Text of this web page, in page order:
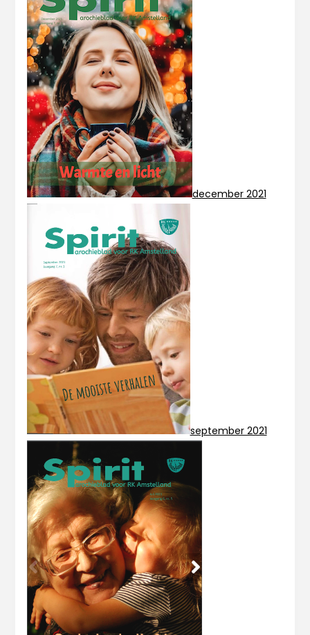
december 2021
september 2021